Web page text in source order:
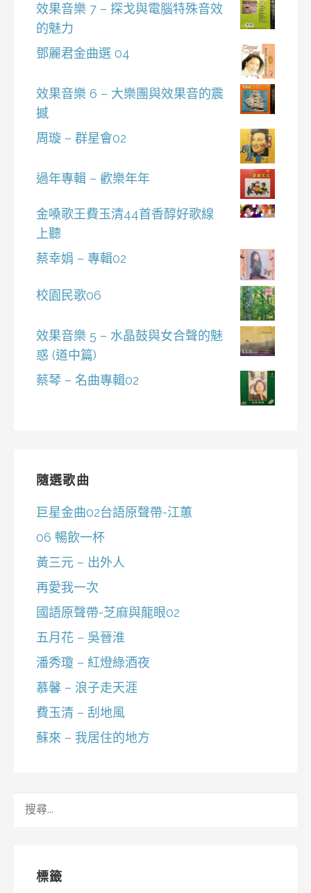
效果音樂 7 – 探戈與電腦特殊音效
的魅力
鄧麗君金曲選 04
效果音樂 6 – 大樂團與效果音的震
撼
周璇 – 群星會02
過年專輯 – 歡樂年年
金嗓歌王費玉清44首香醇好歌線
上聽
蔡幸娟 – 專輯02
校園民歌06
效果音樂 5 – 水晶鼓與女合聲的魅
惑 (道中篇)
蔡琴 – 名曲專輯02
隨選歌曲
巨星金曲02台語原聲帶-江蕙
06 暢飲一杯
黃三元 – 出外人
再愛我一次
國語原聲帶-芝麻與龍眼02
五月花 – 吳晉淮
潘秀瓊 – 紅燈綠酒夜
慕馨 – 浪子走天涯
費玉清 – 刮地風
蘇來 – 我居住的地方
標籤